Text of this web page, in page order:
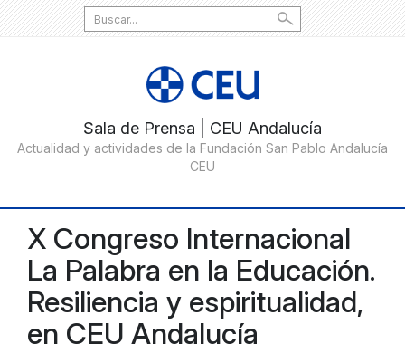
Search
for:
X Congreso Internacional
La Palabra en la Educación.
Resiliencia y espiritualidad,
en CEU Andalucía